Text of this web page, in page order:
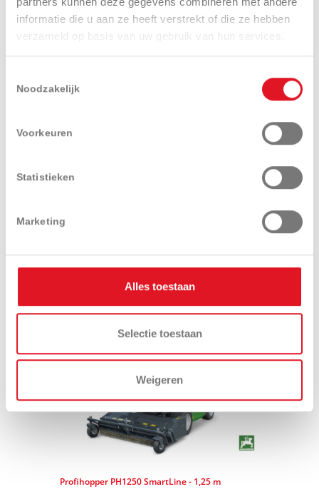
informatie die u aan ze heeft verstrekt of die ze hebben
verzameld op basis van uw gebruik van hun services.
Noodzakelijk
Voorkeuren
Statistieken
Marketing
Alles toestaan
Selectie toestaan
Weigeren
Zelfrijdende klepelmaaiers
Profihopper PH1250 SmartLine - 1,25 m